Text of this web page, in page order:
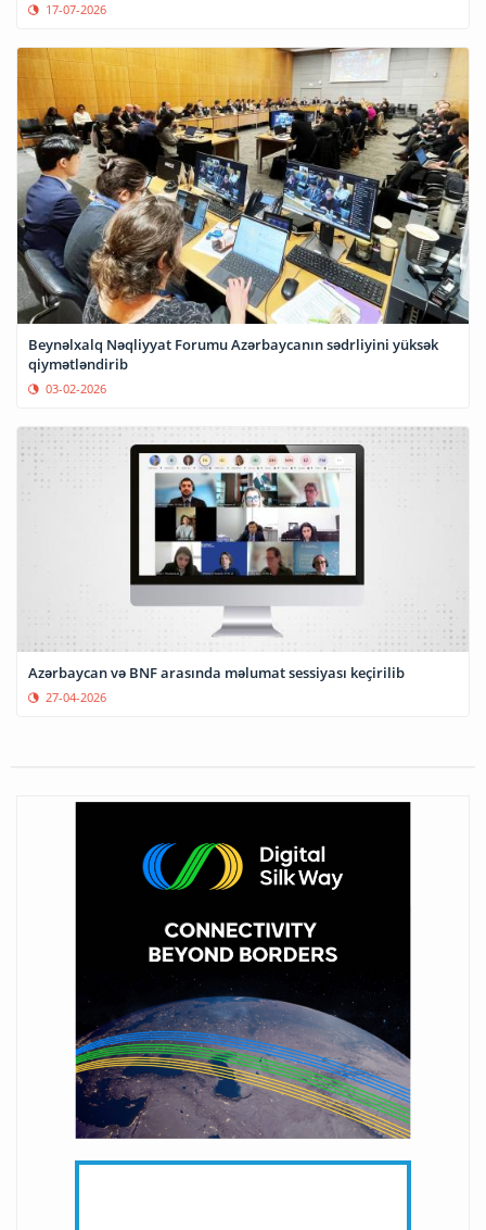
17-07-2026
Beynəlxalq Nəqliyyat Forumu Azərbaycanın sədrliyini yüksək
qiymətləndirib
03-02-2026
Azərbaycan və BNF arasında məlumat sessiyası keçirilib
27-04-2026